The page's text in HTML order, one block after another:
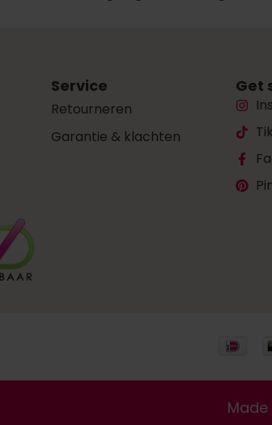
Service
Retourneren
Garantie & klachten
Get